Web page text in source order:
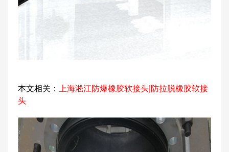
本文相关：
上海淞江防爆橡胶软接头|防拉脱橡胶软接
头